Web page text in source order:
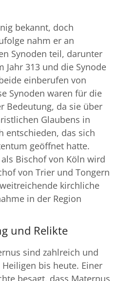
bekannt, doch
nahm er an
Synoden teil, darunter
Jahr 313 und die Synode
einberufen von
Synoden waren für die
Bedeutung, da sie über
Glaubens in
entschieden, das sich
geöffnet hatte.
Bischof von Köln wird
von Trier und Tongern
kirchliche
in der Region
und Relikte
sind zahlreich und
bis heute. Einer
besagt, dass Maternus